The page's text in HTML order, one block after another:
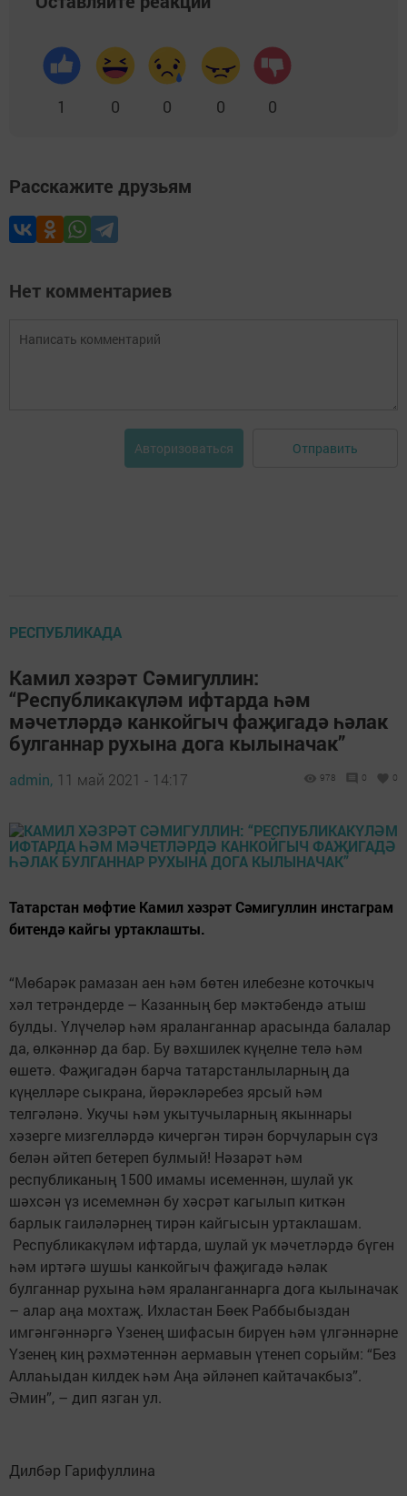
1 0 0 0 0
Расскажите друзьям
Нет комментариев
Авторизоваться Отправить
РЕСПУБЛИКАДА
Камил хәзрәт Сәмигуллин:
“Республикакүләм ифтарда һәм
мәчетләрдә канкойгыч фаҗигадә һәлак
булганнар рухына дога кылыначак”
admin, 11 май 2021 - 14:17 978 0 0
Татарстан мөфтие Камил хәзрәт Сәмигуллин инстаграм
битендә кайгы уртаклашты.
“Мөбарәк рамазан аен һәм бөтен илебезне коточкыч
хәл тетрәндерде – Казанның бер мәктәбендә атыш
булды. Үлүчеләр һәм яраланганнар арасында балалар
да, өлкәннәр да бар. Бу вәхшилек күңелне телә һәм
өшетә. Фаҗигадән барча татарстанлыларның да
күңелләре сыкрана, йөрәкләребез ярсый һәм
телгәләнә. Укучы һәм укытучыларның якыннары
хәзерге мизгелләрдә кичергән тирән борчуларын сүз
белән әйтеп бетереп булмый! Нәзарәт һәм
республиканың 1500 имамы исеменнән, шулай ук
шәхсән үз исемемнән бу хәсрәт кагылып киткән
барлык гаиләләрнең тирән кайгысын уртаклашам.
Республикакүләм ифтарда, шулай ук мәчетләрдә бүген
һәм иртәгә шушы канкойгыч фаҗигадә һәлак
булганнар рухына һәм яраланганнарга дога кылыначак
– алар аңа мохтаҗ. Ихластан Бөек Раббыбыздан
имгәнгәннәргә Үзенең шифасын бирүен һәм үлгәннәрне
Үзенең киң рәхмәтеннән аермавын үтенеп сорыйм: “Без
Аллаһыдан килдек һәм Аңа әйләнеп кайтачакбыз”.
Әмин”, – дип язган ул.
Дилбәр Гарифуллина